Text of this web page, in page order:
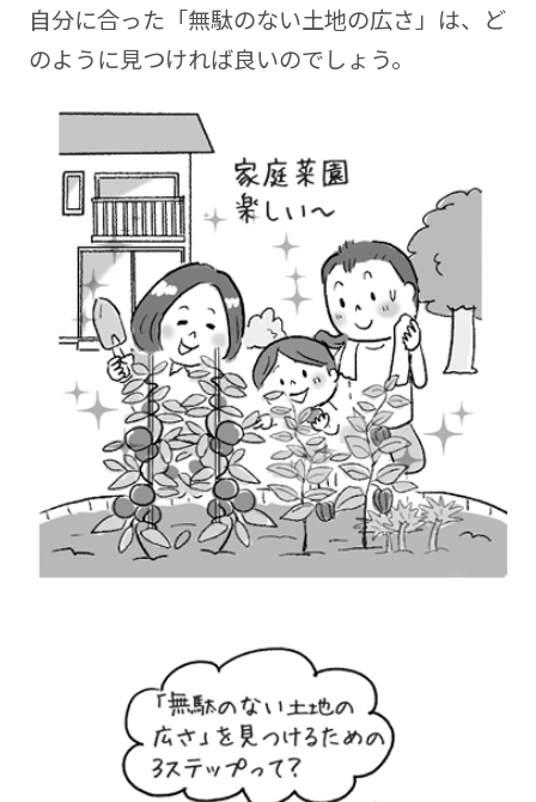
自分に合った「無駄のない土地の広さ」は、ど
のように見つければ良いのでしょう。